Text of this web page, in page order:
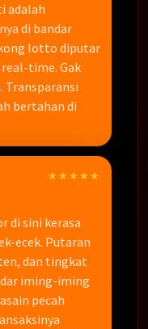
adalah
di bandar
lotto diputar
time. Gak
Transparansi
bertahan di
★★★★★
di sini kerasa
ecek. Putaran
dan tingkat
iming-iming
pecah